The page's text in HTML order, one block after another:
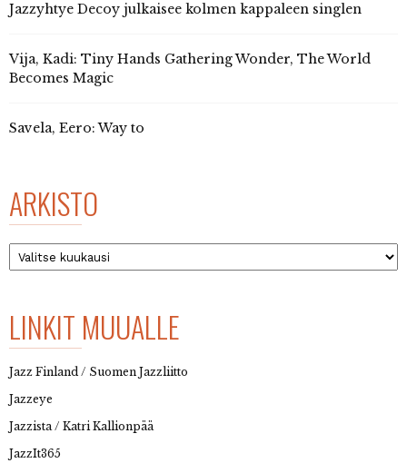
Jazzyhtye Decoy julkaisee kolmen kappaleen singlen
Vija, Kadi: Tiny Hands Gathering Wonder, The World
Becomes Magic
Savela, Eero: Way to
ARKISTO
Arkisto
LINKIT MUUALLE
Jazz Finland / Suomen Jazzliitto
Jazzeye
Jazzista / Katri Kallionpää
JazzIt365